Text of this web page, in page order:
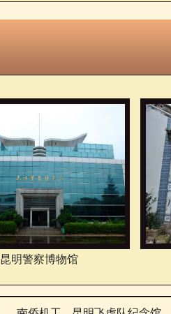
昆明警察博物馆